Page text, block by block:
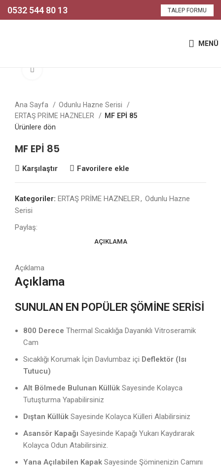
0532 544 80 13 TALEP FORMU
MENÜ
Ana Sayfa
Odunlu Hazne Serisi
ERTAŞ PRİME HAZNELER
MF EPİ 85
Ürünlere dön
MF EPİ 85
Karşılaştır Favorilere ekle
Kategoriler: ERTAŞ PRİME HAZNELER, Odunlu Hazne
Serisi
Paylaş:
AÇIKLAMA
Açıklama
Açıklama
SUNULAN EN POPÜLER ŞÖMİNE SERİSİ
800 Derece Thermal Sıcaklığa Dayanıklı Vitroseramik
Cam
Sıcaklığı Korumak İçin Davlumbaz içi Deflektör (Isı
Tutucu)
Alt Bölmede Bulunan Küllük Sayesinde Kolayca
Tutuşturma Yapabilirsiniz
Dıştan Küllük Sayesinde Kolayca Külleri Alabilirsiniz
Asansör Kapağı Sayesinde Kapağı Yukarı Kaydırarak
Kolayca Odun Atabilirsiniz.
Yana Açılabilen Kapak Sayesinde Şöminenizin Camını